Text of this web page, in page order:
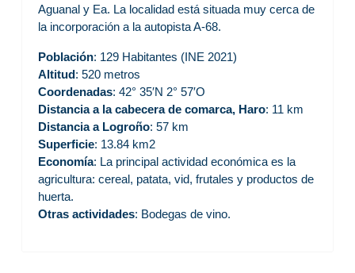
Aguanal y Ea. La localidad está situada muy cerca de
la incorporación a la autopista A-68.
Población: 129 Habitantes (INE 2021)
Altitud: 520 metros
Coordenadas: 42° 35′N 2° 57′O
Distancia a la cabecera de comarca, Haro: 11 km
Distancia a Logroño: 57 km
Superficie: 13.84 km2
Economía: La principal actividad económica es la
agricultura: cereal, patata, vid, frutales y productos de
huerta.
Otras actividades: Bodegas de vino.